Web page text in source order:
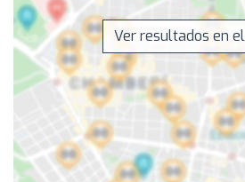
Ver resultados en